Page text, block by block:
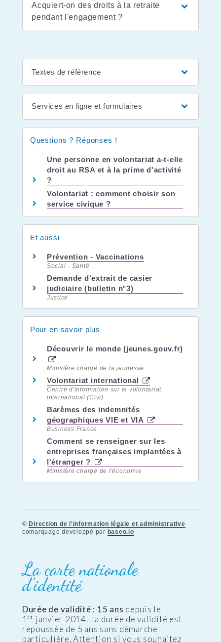
Acquiert-on des droits à la retraite
pendant l'engagement ?
Textes de référence
Services en ligne et formulaires
Questions ? Réponses !
Une personne en volontariat a-t-elle
droit au RSA et à la prime d'activité
?
Volontariat : comment choisir son
service civique ?
Et aussi
Prévention - Vaccinations
Social - Santé
Demande d'extrait de casier
judiciaire (bulletin n°3)
Justice
Pour en savoir plus
Découvrir le monde (jeunes.gouv.fr)
Ministère chargé de la jeunesse
Volontariat international
Centre d'information sur le volontariat
international (Civi)
Barèmes des indemnités
géographiques VIE et VIA
Business France
Comment se renseigner sur les
entreprises françaises implantées à
l'étranger ?
Ministère chargé de l'économie
© Direction de l'information légale et administrative
comarquage developpé par baseo.io
La carte nationale
d’identité
Durée de validité : 15 ans depuis le
1 er janvier 2014. La durée de validité est
repoussée de 5 ans sans démarche
particulière. Attention si vous souhaitez